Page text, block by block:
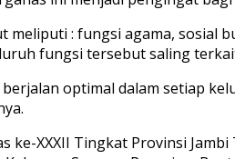
meliputi : fungsi agama, sosial
fungsi tersebut saling
berjalan optimal dalam setiap
ke-XXXII Tingkat Provinsi